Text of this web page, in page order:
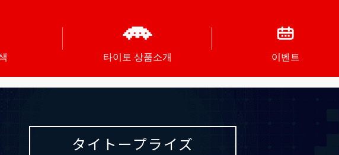
타이토 상품소개 이벤트
タイトープライズ